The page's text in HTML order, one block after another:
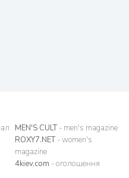
MEN'S CULT- men's magazine
ROXY7.NET- women's
magazine
4kiev.com - оголошення